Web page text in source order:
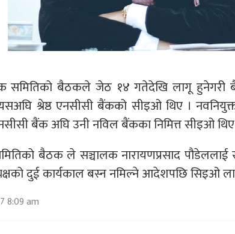
समितिको बैठकले जेठ १४ गतेदेखि लागू हुनेगरी
श्रेष्ठ एनसीसी बैंकको सीइओ थिए ।
बैंक अघि उनी नविल बैंकका निमित्त सीइओ थिए
बैठक ले सञ्चालक नारायणप्रसाद पौडेललाई
दुई कार्यकाल बस्न नमिल्ने आदेशपछि सिइओ
8:09 am